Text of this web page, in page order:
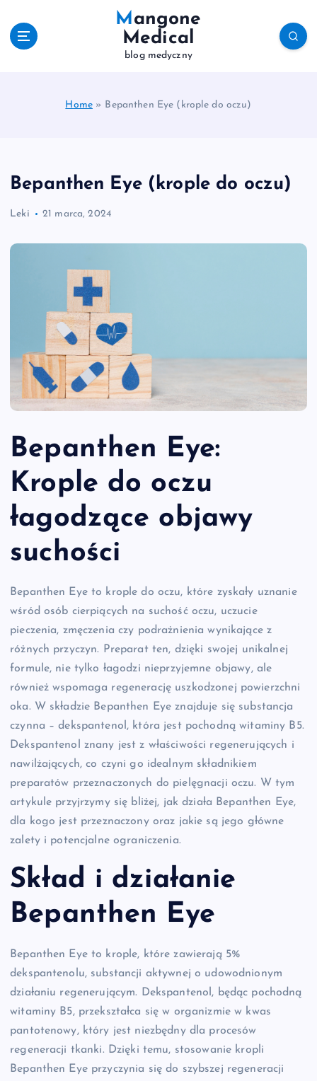
Mangone
Medical
blog medyczny
Home» Bepanthen Eye (krople do oczu)
Bepanthen Eye (krople do oczu)
Leki 21 marca, 2024
Bepanthen Eye:
Krople do oczu
łagodzące objawy
suchości
Bepanthen Eye to krople do oczu, które zyskały uznanie
wśród osób cierpiących na suchość oczu, uczucie
pieczenia, zmęczenia czy podrażnienia wynikające z
różnych przyczyn. Preparat ten, dzięki swojej unikalnej
formule, nie tylko łagodzi nieprzyjemne objawy, ale
również wspomaga regenerację uszkodzonej powierzchni
oka. W składzie Bepanthen Eye znajduje się substancja
czynna – dekspantenol, która jest pochodną witaminy B5.
Dekspantenol znany jest z właściwości regenerujących i
nawilżających, co czyni go idealnym składnikiem
preparatów przeznaczonych do pielęgnacji oczu. W tym
artykule przyjrzymy się bliżej, jak działa Bepanthen Eye,
dla kogo jest przeznaczony oraz jakie są jego główne
zalety i potencjalne ograniczenia.
Skład i działanie
Bepanthen Eye
Bepanthen Eye to krople, które zawierają 5%
dekspantenolu, substancji aktywnej o udowodnionym
działaniu regenerującym. Dekspantenol, będąc pochodną
witaminy B5, przekształca się w organizmie w kwas
pantotenowy, który jest niezbędny dla procesów
regeneracji tkanki. Dzięki temu, stosowanie kropli
Bepanthen Eye przyczynia się do szybszej regeneracji